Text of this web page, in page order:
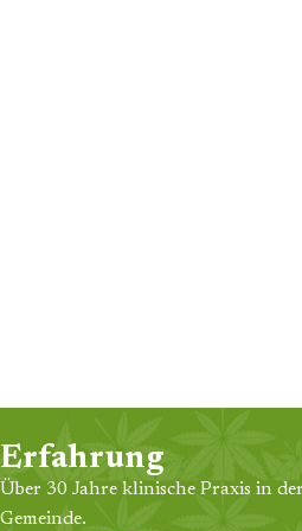
Erfahrung
Über 30 Jahre klinische Praxis in
Gemeinde.